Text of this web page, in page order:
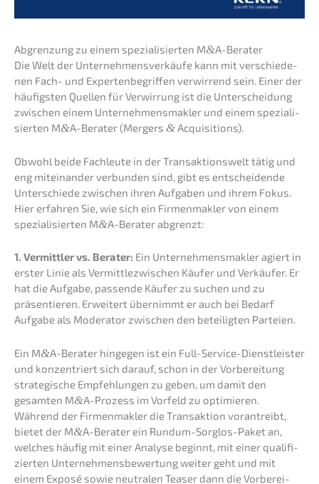
Abgren­zung zu einem spezia­li­sier­ten M&A-Berater
Die Welt der Unter­neh­mens­ver­käu­fe kann mit verschie­de­
nen Fach- und Exper­ten­be­grif­fen verwir­rend sein. Einer der
häufigs­ten Quellen für Verwir­rung ist die Unter­schei­dung
zwischen einem Unter­neh­mens­mak­ler und einem spezia­li­
sier­ten M&A-Berater (Mergers &Acquisitions).
Obwohl beide Fachleu­te in der Trans­ak­ti­ons­welt tätig und
eng mitein­an­der verbun­den sind, gibt es entschei­den­de
Unter­schie­de zwischen ihren Aufga­ben und ihrem Fokus.
Hier erfah­ren Sie, wie sich ein Firmen­mak­ler von einem
spezia­li­sier­ten M&A-Berater abgrenzt:
1. Vermitt­ler vs. Berater: Ein Unter­neh­mens­mak­ler agiert in
erster Linie als Vermitt­le­zwi­schen Käufer und Verkäu­fer. Er
hat die Aufga­be, passen­de Käufer zu suchen und zu
präsen­tie­ren. Erwei­tert übernimmt er auch bei Bedarf
Aufga­be als Modera­tor zwischen den betei­lig­ten Parteien.
Ein M&A-Berater hinge­gen ist ein Full-Service-Dienst­leis­ter
und konzen­triert sich darauf, schon in der Vorbe­rei­tung
strate­gi­sche Empfeh­lun­gen zu geben, um damit den
gesam­ten M&A-Prozess im Vorfeld zu optimie­ren.
Während der Firmen­mak­ler die Trans­ak­ti­on voran­treibt,
bietet der M&A-Berater ein Rundum-Sorglos-Paket an,
welches häufig mit einer Analy­se beginnt, mit einer quali­fi­
zier­ten Unter­neh­mens­be­wer­tung weiter geht und mit
einem Exposé sowie neutra­len Teaser dann die Vorbe­rei­